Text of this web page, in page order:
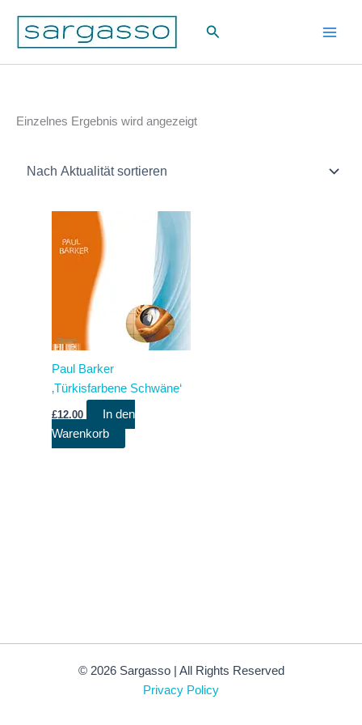
Inhalt
springen
Suchen
Einzelnes Ergebnis wird angezeigt
Paul Barker
‚Türkisfarbene Schwäne‘
£12.00
In den
Warenkorb
© 2026 Sargasso | All Rights Reserved
Privacy Policy